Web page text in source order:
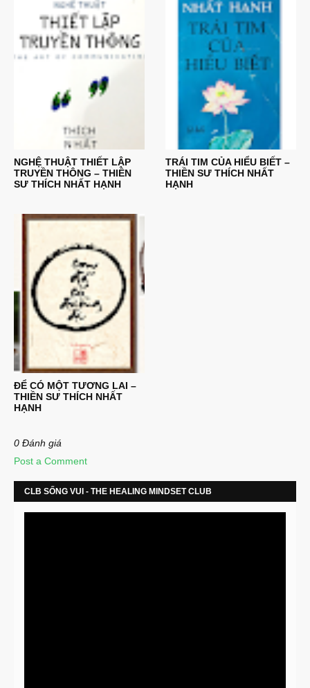
NGHỆ THUẬT THIẾT LẬP
TRUYỀN THÔNG – THIỀN
SƯ THÍCH NHẤT HẠNH
TRÁI TIM CỦA HIỂU BIẾT –
THIỀN SƯ THÍCH NHẤT
HẠNH
ĐỂ CÓ MỘT TƯƠNG LAI –
THIỀN SƯ THÍCH NHẤT
HẠNH
0 Đánh giá
Post a Comment
CLB SỐNG VUI - THE HEALING MINDSET CLUB